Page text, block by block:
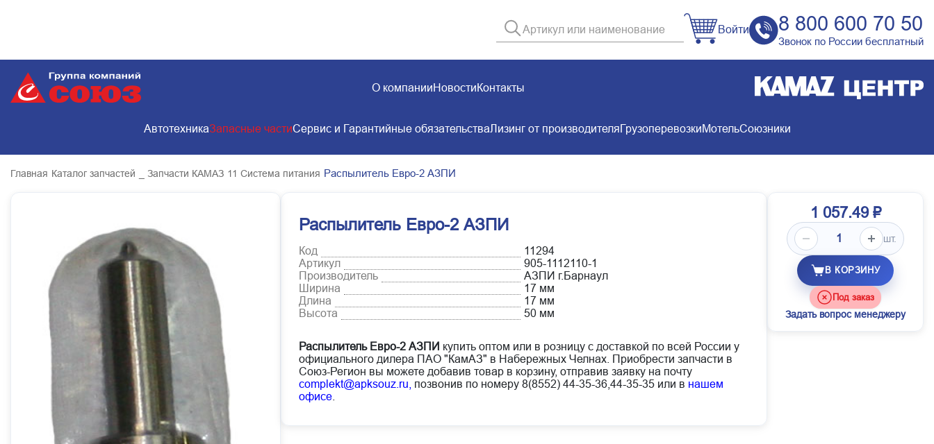
Войти 8 800 600 70 50
Звонок по России бесплатный
О компанииНовостиКонтакты
АвтотехникаЗапасные частиСервис и Гарантийные обязательстваЛизинг от производителяГрузоперевозкиМотельСоюзники
Главная Каталог запчастей _ Запчасти КАМАЗ 11 Система питания Распылитель Евро-2 АЗПИ
Распылитель Евро-2 АЗПИ
Код
11294
Артикул
905-1112110-1
Производитель
АЗПИ г.Барнаул
Ширина
17 мм
Длина
17 мм
Высота
50 мм
Распылитель Евро-2 АЗПИ купить оптом или в розницу с доставкой по всей России у
официального дилера ПАО "КамАЗ" в Набережных Челнах. Приобрести запчасти в
Союз-Регион вы можете добавив товар в корзину, отправив заявку на почту
complekt@apksouz.ru, позвонив по номеру 8(8552) 44-35-36,44-35-35 или в нашем
офисе
1 057.49 ₽
шт.
В КОРЗИНУ
Под заказ
Задать вопрос менеджеру